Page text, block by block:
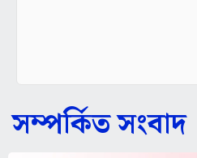
সম্পর্কিত সংবাদ